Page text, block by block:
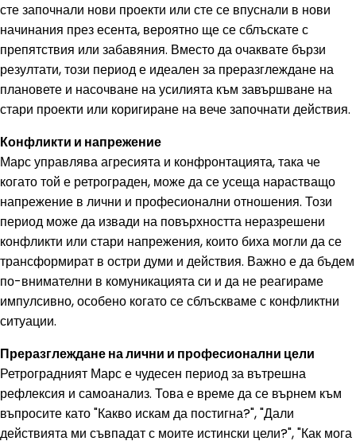
сте започнали нови проекти или сте се впуснали в нови
начинания през есента, вероятно ще се сблъскате с
препятствия или забавяния. Вместо да очаквате бързи
резултати, този период е идеален за преразглеждане на
плановете и насочване на усилията към завършване на
стари проекти или коригиране на вече започнати действия.
Конфликти и напрежение
Марс управлява агресията и конфронтацията, така че
когато той е ретрограден, може да се усеща нарастващо
напрежение в лични и професионални отношения. Този
период може да извади на повърхността неразрешени
конфликти или стари напрежения, които биха могли да се
трансформират в остри думи и действия. Важно е да бъдем
по-внимателни в комуникацията си и да не реагираме
импулсивно, особено когато се сблъскваме с конфликтни
ситуации.
Преразглеждане на лични и професионални цели
Ретроградният Марс е чудесен период за вътрешна
рефлексия и самоанализ. Това е време да се върнем към
въпросите като "Какво искам да постигна?", "Дали
действията ми съвпадат с моите истински цели?", "Как мога